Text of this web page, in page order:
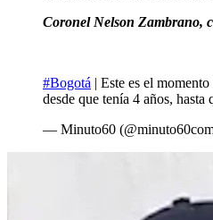
Coronel Nelson Zambrano,
#Bogotá | Este es el
desde que tenía 4 años,
— Minuto60